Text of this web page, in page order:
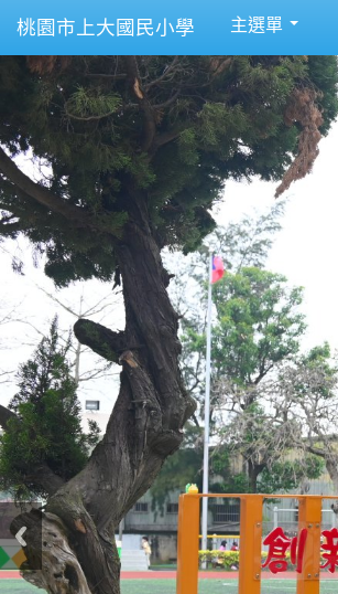
桃園市上大國民小學 主選單